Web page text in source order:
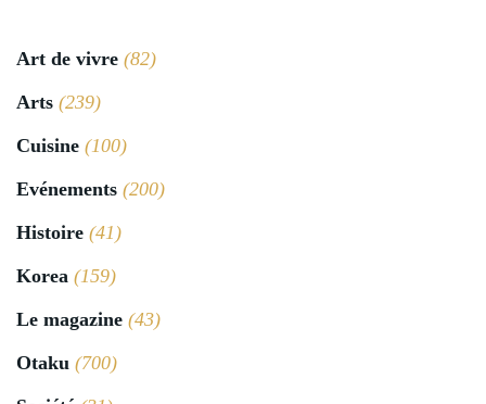
Art de vivre (82)
Arts (239)
Cuisine (100)
Evénements (200)
Histoire (41)
Korea (159)
Le magazine (43)
Otaku (700)